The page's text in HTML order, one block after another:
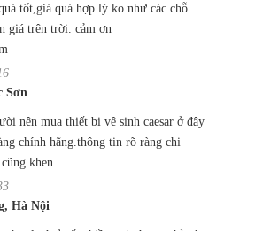
tốt,giá quá hợp lý ko như các chỗ
giá trên trời. cảm ơn
Sơn
nên mua thiết bị vệ sinh caesar ở đây
chính hãng.thông tin rõ ràng chi
khen.
Hà Nội